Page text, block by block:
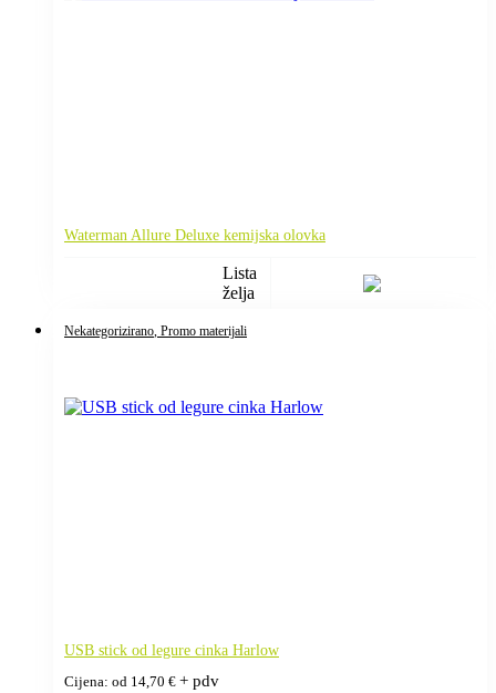
Waterman Allure Deluxe kemijska olovka
Lista
želja
Nekategorizirano , Promo materijali
USB stick od legure cinka Harlow
Cijena: od 14,70 € + pdv